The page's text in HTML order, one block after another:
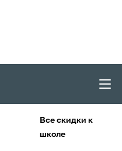
Все скидки к
школе